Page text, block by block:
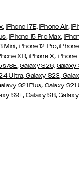
,iPhone 17E, iPhone Air,
, iPhone 15 Pro Max,
Mini, iPhone 12 Pro, iPhone
XR,iPhone X,
SE,Galaxy S26, Galaxy
Ultra, Galaxy S23,
S21 Plus, Galaxy S21
S9+,Galaxy S8,